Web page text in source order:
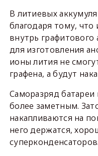
В литиевых
благодаря тому,
внутрь графитового
для изготовления
ионы лития не
графена, а будут
Саморазряд батареи
более заметным.
накапливаются на
него держатся,
суперконденсаторов.